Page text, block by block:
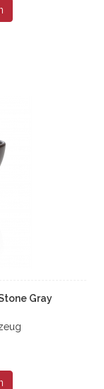
Gray